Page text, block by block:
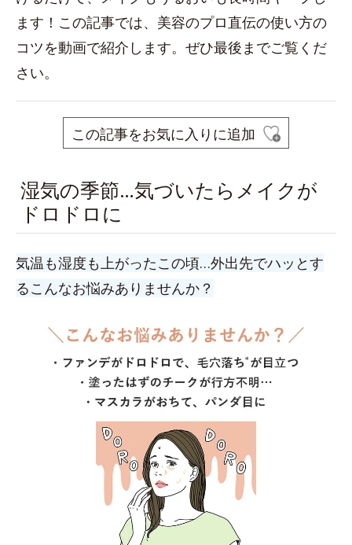
ます！この記事では、美容のプロ直伝の使い方の
コツを動画で紹介します。ぜひ最後までご覧くだ
さい。
この記事をお気に入りに追加
湿気の季節…気づいたらメイクが
ドロドロに
気温も湿度も上がったこの頃…外出先でハッとす
るこんなお悩みありませんか？